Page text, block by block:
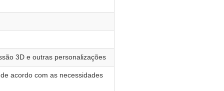
3D e outras personalizações
acordo com as necessidades